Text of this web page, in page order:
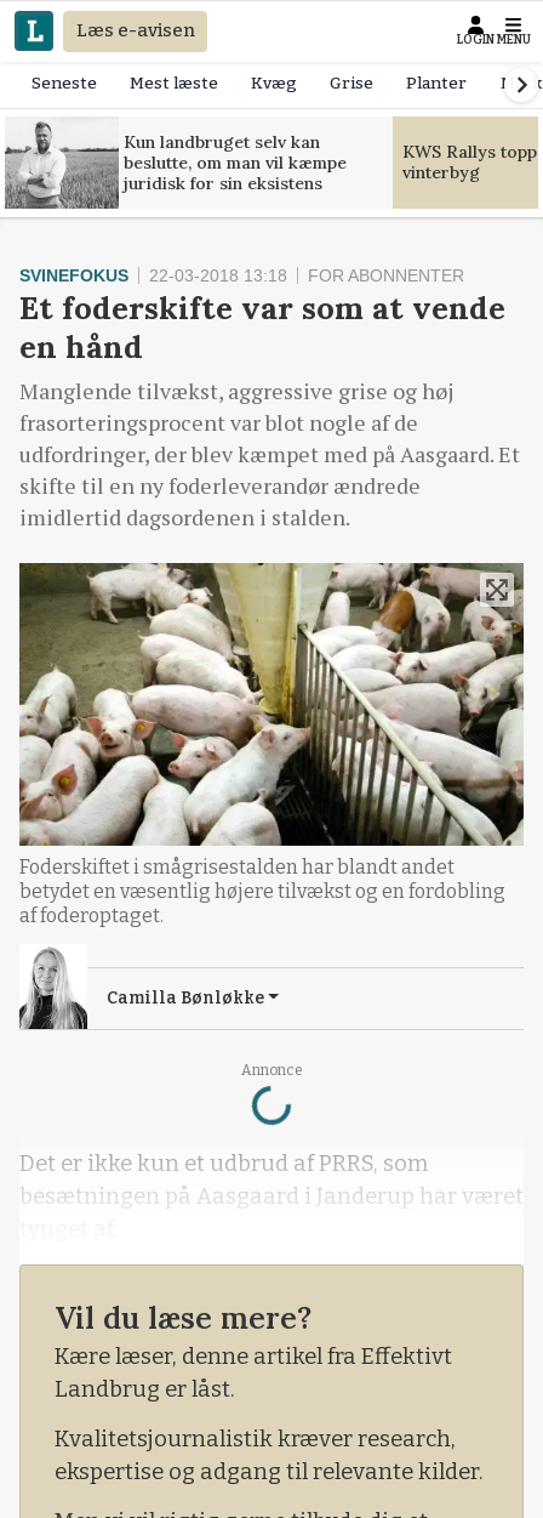
Læs e-avisen LOGIN MENU
Seneste Mest læste Kvæg Grise Planter
Kun landbruget selv kan
beslutte, om man vil kæmpe
juridisk for sin eksistens
KWS Rallys
vinterbyg
Annonce
Loading...
SVINEFOKUS 22-03-2018 13:18 FOR ABONNENTER
Et foderskifte var som at vende
en hånd
Manglende tilvækst, aggressive grise og høj
frasorteringsprocent var blot nogle af de
udfordringer, der blev kæmpet med på Aasgaard. Et
skifte til en ny foderleverandør ændrede
imidlertid dagsordenen i stalden.
Foderskiftet i smågrisestalden har blandt andet
betydet en væsentlig højere tilvækst og en fordobling
af foderoptaget.
Camilla Bønløkke
Det er ikke kun et udbrud af PRRS, som
besætningen på Aasgaard i Janderup har været
Vil du læse mere?
Kære læser, denne artikel fra Effektivt
Landbrug er låst.
Kvalitetsjournalistik kræver research,
ekspertise og adgang til relevante kilder.